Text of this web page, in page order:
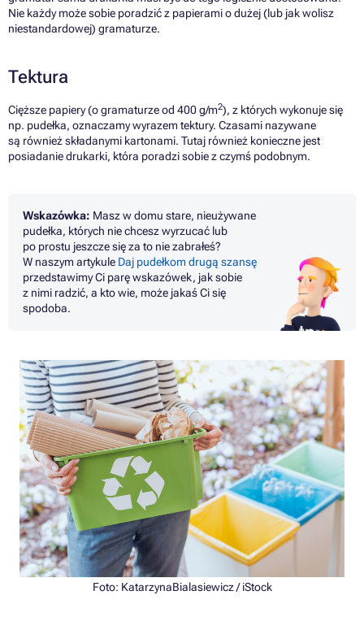
Nie każdy może sobie poradzić z papierami o dużej (lub jak wolisz
niestandardowej) gramaturze.
Tektura
Cięższe papiery (o gramaturze od 400 g/m2), z których wykonuje się
np. pudełka, oznaczamy wyrazem tektury. Czasami nazywane
są również składanymi kartonami. Tutaj również konieczne jest
posiadanie drukarki, która poradzi sobie z czymś podobnym.
Wskazówka: Masz w domu stare, nieużywane
pudełka, których nie chcesz wyrzucać lub
po prostu jeszcze się za to nie zabrałeś?
W naszym artykule Daj pudełkom drugą szansę
przedstawimy Ci parę wskazówek, jak sobie
z nimi radzić, a kto wie, może jakaś Ci się
spodoba.
Foto: KatarzynaBialasiewicz / iStock